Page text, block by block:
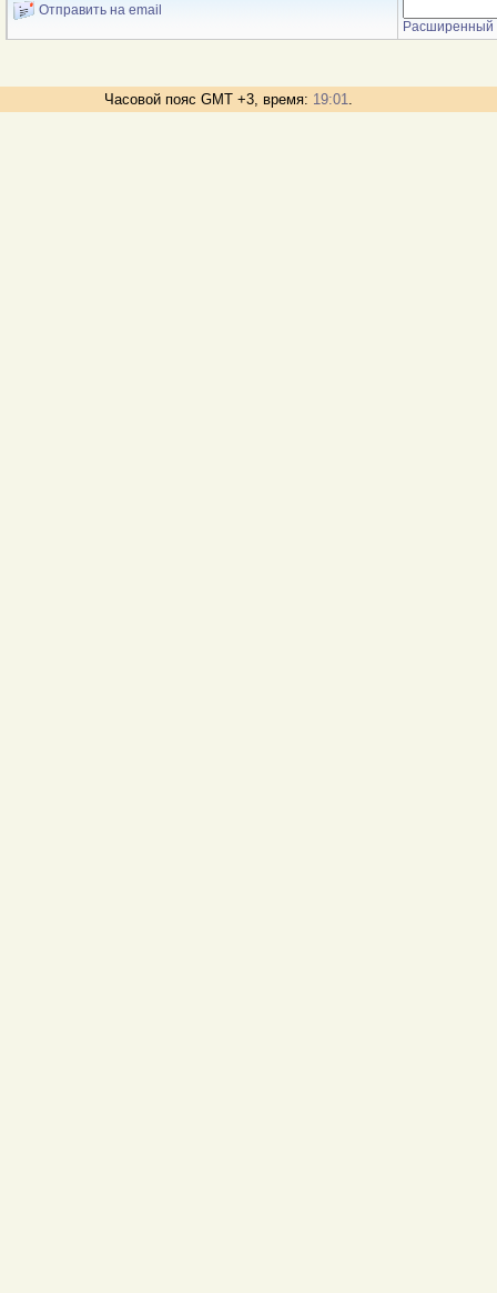
Отправить на email
Расширенный
Часовой пояс GMT +3, время: 19:01.